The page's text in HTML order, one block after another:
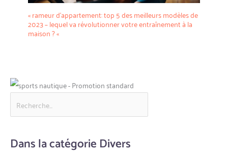
« rameur d’appartement: top 5 des meilleurs modèles de
2023 – lequel va révolutionner votre entraînement à la
maison ? «
Dans la catégorie Divers